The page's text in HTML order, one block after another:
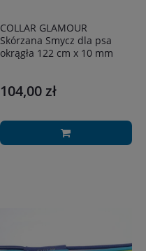
COLLAR GLAMOUR
Skórzana Smycz dla psa
okrągła 122 cm x 10 mm
104,00 zł